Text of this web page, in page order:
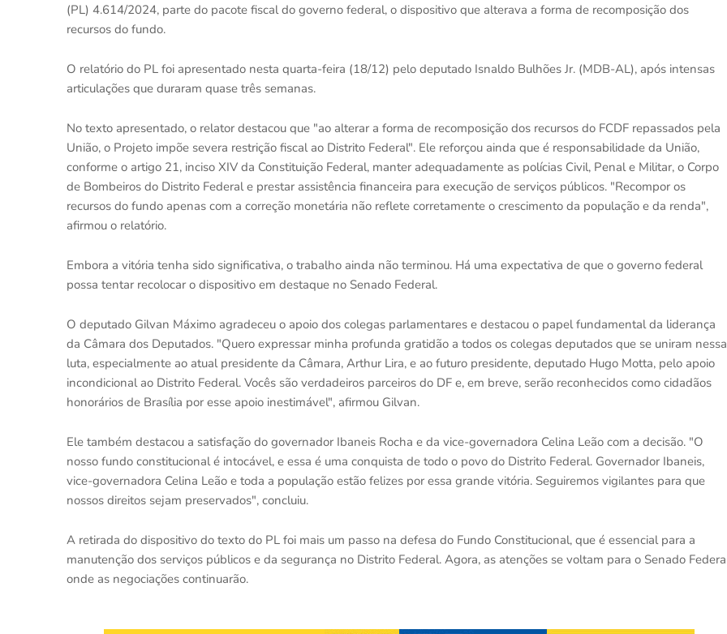
(PL) 4.614/2024, parte do pacote fiscal do governo federal, o dispositivo que alterava a forma de recomposição dos
recursos do fundo.
O relatório do PL foi apresentado nesta quarta-feira (18/12) pelo deputado Isnaldo Bulhões Jr. (MDB-AL), após intensas
articulações que duraram quase três semanas.
No texto apresentado, o relator destacou que "ao alterar a forma de recomposição dos recursos do FCDF repassados pela
União, o Projeto impõe severa restrição fiscal ao Distrito Federal". Ele reforçou ainda que é responsabilidade da União,
conforme o artigo 21, inciso XIV da Constituição Federal, manter adequadamente as polícias Civil, Penal e Militar, o Corpo
de Bombeiros do Distrito Federal e prestar assistência financeira para execução de serviços públicos. "Recompor os
recursos do fundo apenas com a correção monetária não reflete corretamente o crescimento da população e da renda",
afirmou o relatório.
Embora a vitória tenha sido significativa, o trabalho ainda não terminou. Há uma expectativa de que o governo federal
possa tentar recolocar o dispositivo em destaque no Senado Federal.
O deputado Gilvan Máximo agradeceu o apoio dos colegas parlamentares e destacou o papel fundamental da liderança
da Câmara dos Deputados. "Quero expressar minha profunda gratidão a todos os colegas deputados que se uniram nessa
luta, especialmente ao atual presidente da Câmara, Arthur Lira, e ao futuro presidente, deputado Hugo Motta, pelo apoio
incondicional ao Distrito Federal. Vocês são verdadeiros parceiros do DF e, em breve, serão reconhecidos como cidadãos
honorários de Brasília por esse apoio inestimável", afirmou Gilvan.
Ele também destacou a satisfação do governador Ibaneis Rocha e da vice-governadora Celina Leão com a decisão. "O
nosso fundo constitucional é intocável, e essa é uma conquista de todo o povo do Distrito Federal. Governador Ibaneis,
vice-governadora Celina Leão e toda a população estão felizes por essa grande vitória. Seguiremos vigilantes para que
nossos direitos sejam preservados", concluiu.
A retirada do dispositivo do texto do PL foi mais um passo na defesa do Fundo Constitucional, que é essencial para a
manutenção dos serviços públicos e da segurança no Distrito Federal. Agora, as atenções se voltam para o Senado
onde as negociações continuarão.